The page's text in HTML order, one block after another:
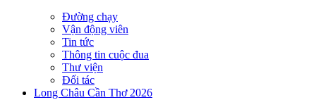
Đường chạy
Vận động viên
Tin tức
Thông tin cuộc đua
Thư viện
Đối tác
Long Châu Cần Thơ 2026